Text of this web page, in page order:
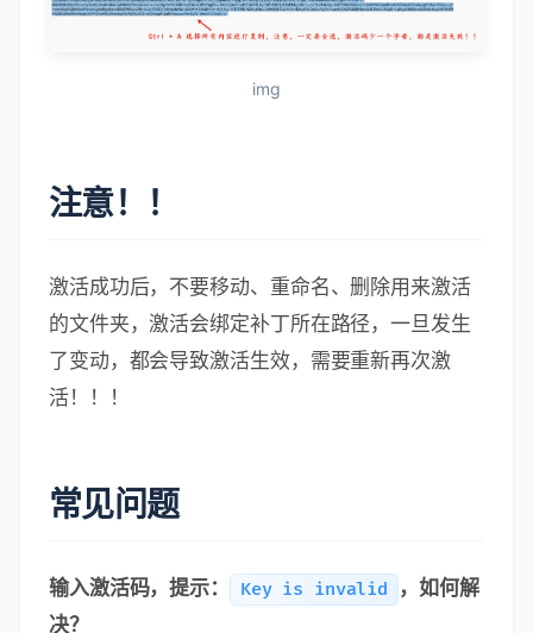
img
注意！！
激活成功后，不要移动、重命名、删除用来激活
的文件夹，激活会绑定补丁所在路径，一旦发生
了变动，都会导致激活生效，需要重新再次激
活！！！
常见问题
输入激活码，提示： Key is invalid
，如何解
决？